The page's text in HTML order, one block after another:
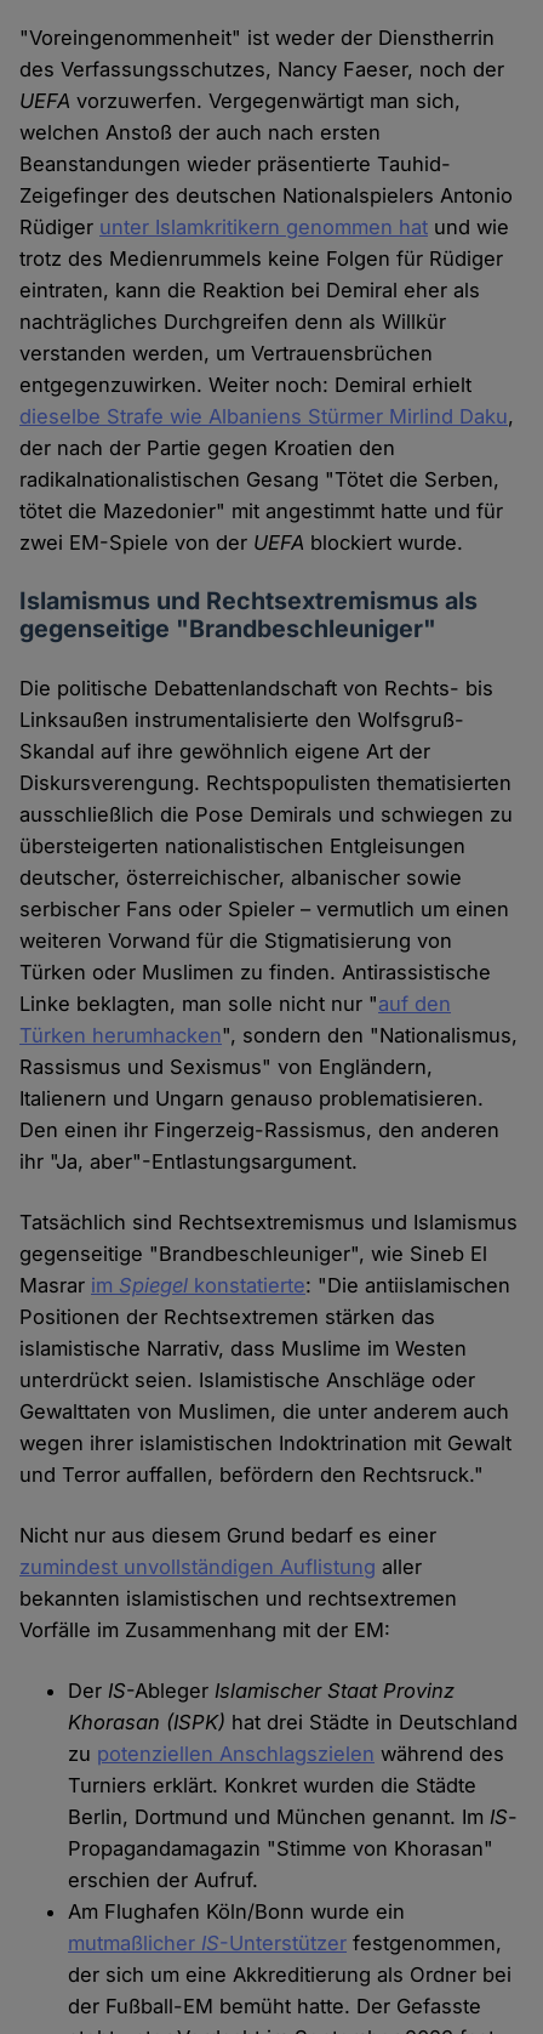
"Voreingenommenheit" ist weder der Dienstherrin
des Verfassungsschutzes, Nancy Faeser, noch der
UEFA vorzuwerfen. Vergegenwärtigt man sich,
welchen Anstoß der auch nach ersten
Beanstandungen wieder präsentierte Tauhid-
Zeigefinger des deutschen Nationalspielers Antonio
Rüdiger unter Islamkritikern genommen hat und wie
trotz des Medienrummels keine Folgen für Rüdiger
eintraten, kann die Reaktion bei Demiral eher als
nachträgliches Durchgreifen denn als Willkür
verstanden werden, um Vertrauensbrüchen
entgegenzuwirken. Weiter noch: Demiral erhielt
dieselbe Strafe wie Albaniens Stürmer Mirlind Daku,
der nach der Partie gegen Kroatien den
radikalnationalistischen Gesang "Tötet die Serben,
tötet die Mazedonier" mit angestimmt hatte und für
zwei EM-Spiele von der UEFA blockiert wurde.
Islamismus und Rechtsextremismus als
gegenseitige "Brandbeschleuniger"
Die politische Debattenlandschaft von Rechts- bis
Linksaußen instrumentalisierte den Wolfsgruß-
Skandal auf ihre gewöhnlich eigene Art der
Diskursverengung. Rechtspopulisten thematisierten
ausschließlich die Pose Demirals und schwiegen zu
übersteigerten nationalistischen Entgleisungen
deutscher, österreichischer, albanischer sowie
serbischer Fans oder Spieler – vermutlich um einen
weiteren Vorwand für die Stigmatisierung von
Türken oder Muslimen zu finden. Antirassistische
Linke beklagten, man solle nicht nur "auf den
Türken herumhacken", sondern den "Nationalismus,
Rassismus und Sexismus" von Engländern,
Italienern und Ungarn genauso problematisieren.
Den einen ihr Fingerzeig-Rassismus, den anderen
ihr "Ja, aber"-Entlastungsargument.
Tatsächlich sind Rechtsextremismus und Islamismus
gegenseitige "Brandbeschleuniger", wie Sineb El
Masrar im Spiegel konstatierte: "Die antiislamischen
Positionen der Rechtsextremen stärken das
islamistische Narrativ, dass Muslime im Westen
unterdrückt seien. Islamistische Anschläge oder
Gewalttaten von Muslimen, die unter anderem auch
wegen ihrer islamistischen Indoktrination mit Gewalt
und Terror auffallen, befördern den Rechtsruck."
Nicht nur aus diesem Grund bedarf es einer
zumindest unvollständigen Auflistung aller
bekannten islamistischen und rechtsextremen
Vorfälle im Zusammenhang mit der EM:
DerIS-AblegerIslamischer Staat Provinz
Khorasan (ISPK) hat drei Städte in Deutschland
zu potenziellen Anschlagszielen während des
Turniers erklärt. Konkret wurden die Städte
Berlin, Dortmund und München genannt. ImIS-
Propagandamagazin "Stimme von Khorasan"
erschien der Aufruf.
Am Flughafen Köln/Bonn wurde ein
mutmaßlicher IS-Unterstützer festgenommen,
der sich um eine Akkreditierung als Ordner bei
der Fußball-EM bemüht hatte. Der Gefasste